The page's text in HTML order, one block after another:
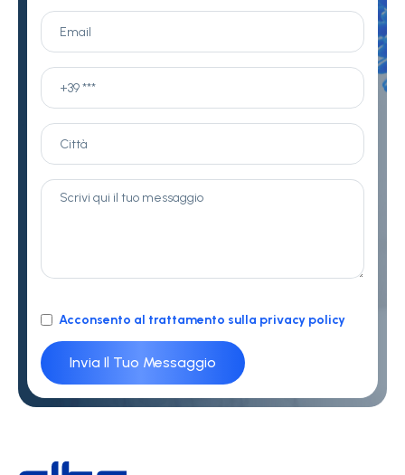
Acconsento al trattamento sulla privacy policy